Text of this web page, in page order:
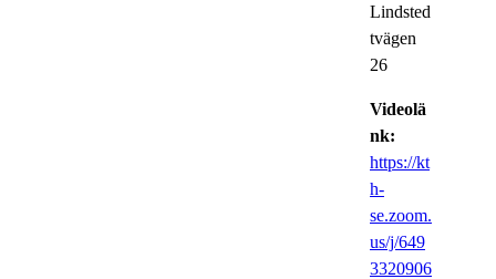
Lindsted
tvägen
26
Videolä
nk:
https://kt
h-
se.zoom.
us/j/649
3320906